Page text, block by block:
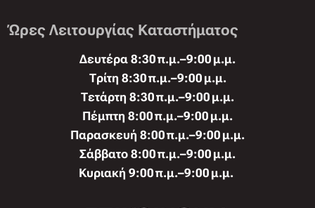
Ώρες Λειτουργίας Καταστήματος
Δευτέρα 8:30 π.μ.–9:00 μ.μ.
Τρίτη 8:30 π.μ.–9:00 μ.μ.
Τετάρτη 8:30 π.μ.–9:00 μ.μ.
Πέμπτη 8:00 π.μ.–9:00 μ.μ.
Παρασκευή 8:00 π.μ.–9:00 μ.μ.
Σάββατο 8:00 π.μ.–9:00 μ.μ.
Κυριακή 9:00 π.μ.–9:00 μ.μ.